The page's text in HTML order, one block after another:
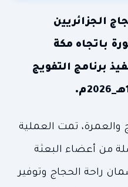
الجزائريين
باتجاه مكة
برنامج التفويج
تمت العملية
من أعضاء البعثة
راحة الحجاج وتوفير